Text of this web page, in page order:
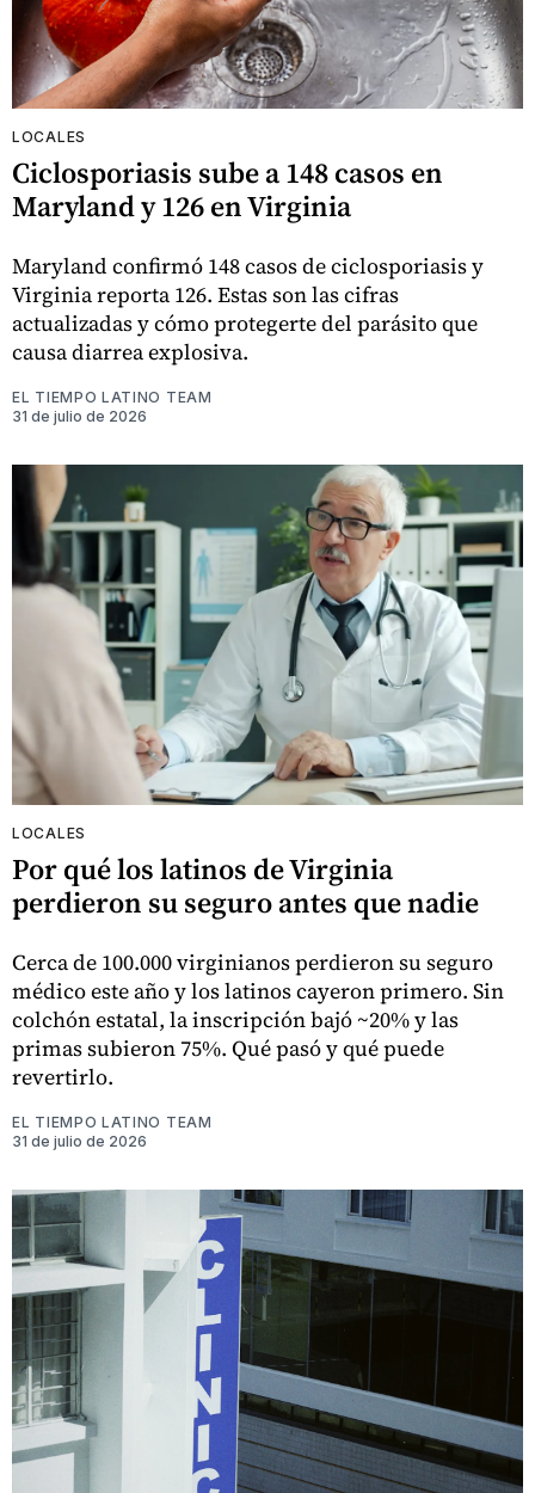
LOCALES
Ciclosporiasis sube a 148 casos en
Maryland y 126 en Virginia
Maryland confirmó 148 casos de ciclosporiasis y
Virginia reporta 126. Estas son las cifras
actualizadas y cómo protegerte del parásito que
causa diarrea explosiva.
EL TIEMPO LATINO TEAM
31 de julio de 2026
LOCALES
Por qué los latinos de Virginia
perdieron su seguro antes que nadie
Cerca de 100.000 virginianos perdieron su seguro
médico este año y los latinos cayeron primero. Sin
colchón estatal, la inscripción bajó ~20% y las
primas subieron 75%. Qué pasó y qué puede
revertirlo.
EL TIEMPO LATINO TEAM
31 de julio de 2026